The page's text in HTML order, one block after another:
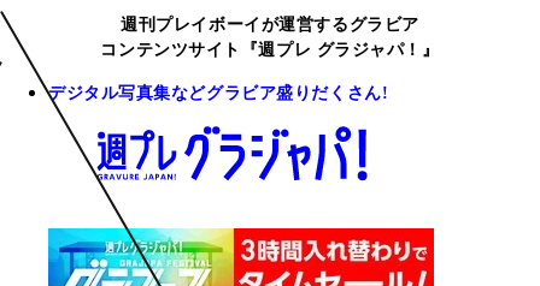
週刊プレイボーイが運営するグラビア
コンテンツサイト『週プレ グラジャパ！』
デジタル写真集などグラビア盛りだくさん!